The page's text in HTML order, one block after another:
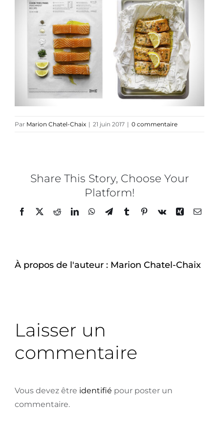
Collaborations
Direction créative
Références
TEDx
À-propos
Par Marion Chatel-Chaix | 21 juin 2017 | 0 commentaire
Share This Story, Choose Your
Platform!
Facebook
TwitterRedditLinkedInWhatsApp
TelegramTumblrPinterest
Vk Xing Email
À propos de l'auteur : Marion Chatel-Chaix
Laisser un
commentaire
Vous devez être identifié pour poster un
commentaire.